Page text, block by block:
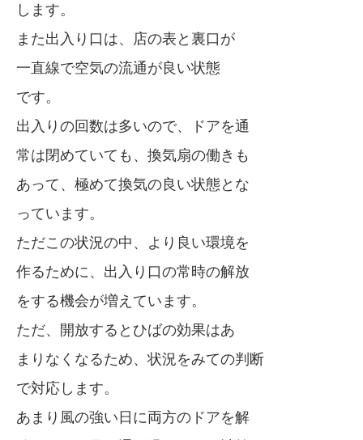
します。
また出入り口は、店の表と裏口が
一直線で空気の流通が良い状態
です。
出入りの回数は多いので、ドアを通
常は閉めていても、換気扇の働きも
あって、極めて換気の良い状態とな
っています。
ただこの状況の中、より良い環境を
作るために、出入り口の常時の解放
をする機会が増えています。
ただ、開放するとひばの効果はあ
まりなくなるため、状況をみての判断
で対応します。
あまり風の強い日に両方のドアを解